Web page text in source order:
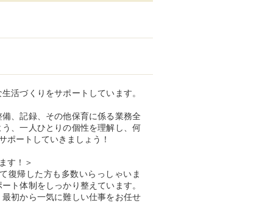
活づくりをサポートしています。
、記録、その他保育に係る業務全
、一人ひとりの個性を理解し、何
ポートしていきましょう！
す！＞
復帰した方も多数いらっしゃいま
ト体制をしっかり整えています。
初から一気に難しい仕事をお任せ